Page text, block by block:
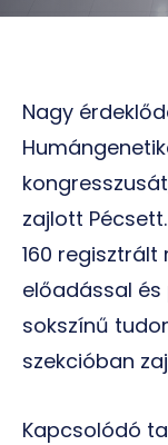
Nagy
zajlott
160
előadással
sokszínű
szekcióban
Kapcsolódó